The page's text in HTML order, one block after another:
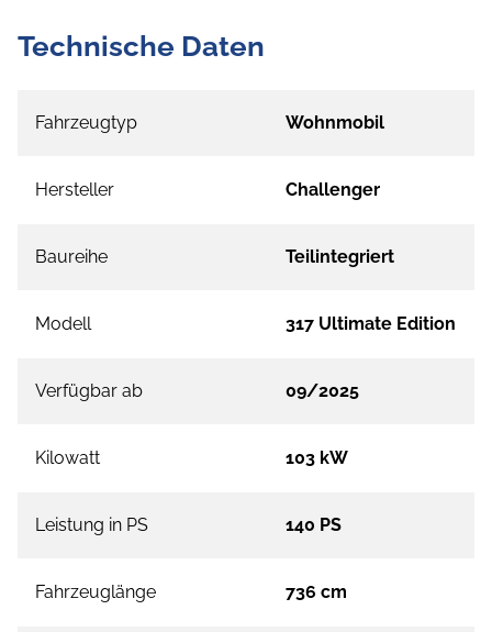
Technische Daten
Fahrzeugtyp Wohnmobil
Hersteller Challenger
Baureihe Teilintegriert
Modell 317 Ultimate Edition
Verfügbar ab 09/2025
Kilowatt 103 kW
Leistung in PS 140 PS
Fahrzeuglänge 736 cm